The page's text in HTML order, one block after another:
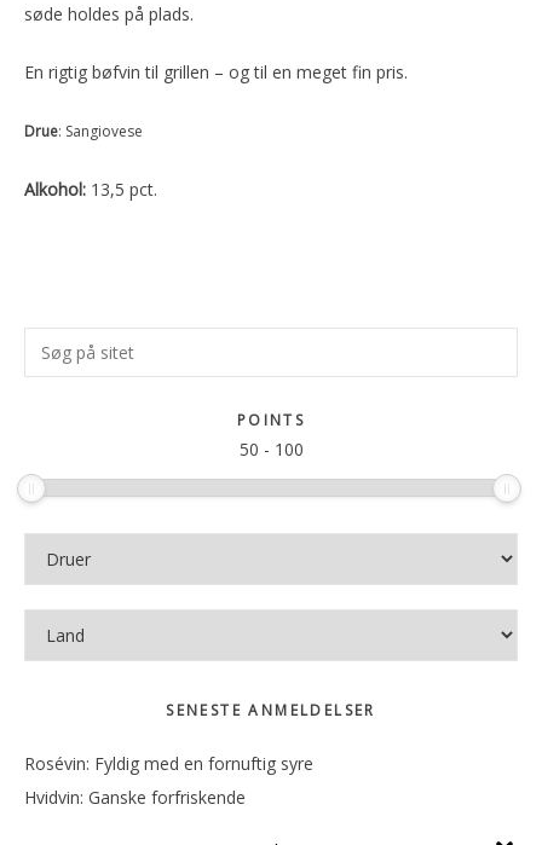
søde holdes på plads.
En rigtig bøfvin til grillen – og til en meget fin pris.
Drue: Sangiovese
Alkohol: 13,5 pct.
Primær
Sidebar
Søg
på
POINTS
50 - 100
SENESTE ANMELDELSER
Rosévin: Fyldig med en fornuftig syre
Hvidvin: Ganske forfriskende